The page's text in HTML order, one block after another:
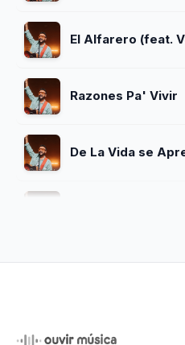
El Alfarero (feat.
Razones Pa' Vivir
De La Vida se
Amor Eterno